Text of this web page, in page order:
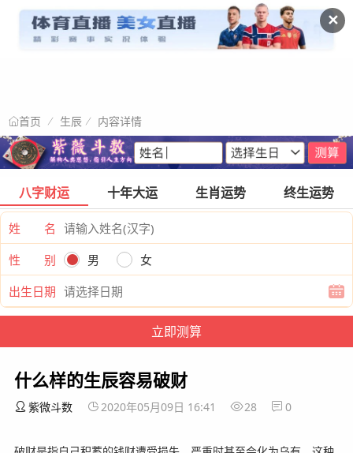
✕
首页 生辰 内容详情
八字财运 十年大运 生肖运势 终生运势
姓 名
性 别
男
女
出生日期
什么样的生辰容易破财
紫微斗数 2020年05月09日 16:41 28 0